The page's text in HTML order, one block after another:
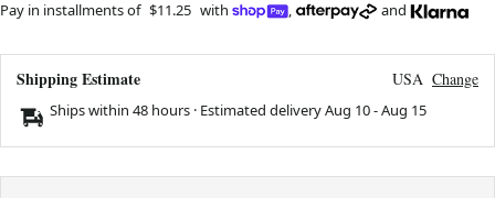
Pay in installments of $11.25 with , and
Shipping Estimate USA Change
Ships within 48 hours · Estimated deliveryAug 10-Aug 15